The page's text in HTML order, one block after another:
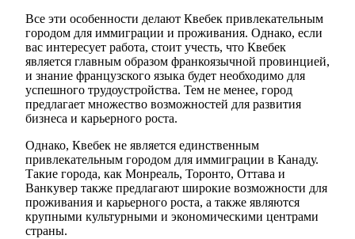
Все эти особенности делают Квебек привлекательным
городом для иммиграции и проживания. Однако, если
вас интересует работа, стоит учесть, что Квебек
является главным образом франкоязычной провинцией,
и знание французского языка будет необходимо для
успешного трудоустройства. Тем не менее, город
предлагает множество возможностей для развития
бизнеса и карьерного роста.
Однако, Квебек не является единственным
привлекательным городом для иммиграции в Канаду.
Такие города, как Монреаль, Торонто, Оттава и
Ванкувер также предлагают широкие возможности для
проживания и карьерного роста, а также являются
крупными культурными и экономическими центрами
страны.